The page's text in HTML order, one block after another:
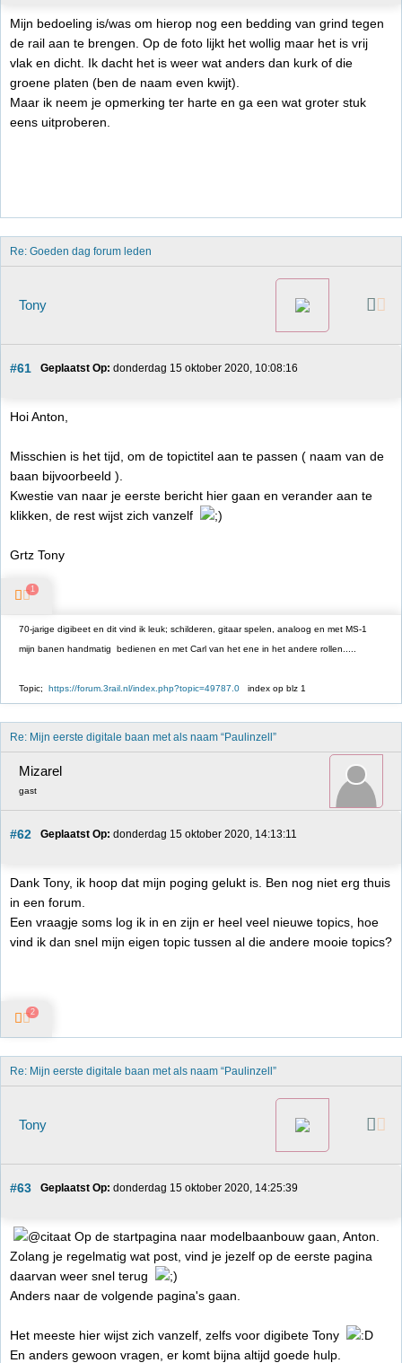
Mijn bedoeling is/was om hierop nog een bedding van grind tegen
de rail aan te brengen. Op de foto lijkt het wollig maar het is vrij
vlak en dicht. Ik dacht het is weer wat anders dan kurk of die
groene platen (ben de naam even kwijt).
Maar ik neem je opmerking ter harte en ga een wat groter stuk
eens uitproberen.
Re: Goeden dag forum leden
Tony
#61 Geplaatst Op: donderdag 15 oktober 2020, 10:08:16
Hoi Anton,
Misschien is het tijd, om de topictitel aan te passen ( naam van de
baan bijvoorbeeld ).
Kwestie van naar je eerste bericht hier gaan en verander aan te
klikken, de rest wijst zich vanzelf
Grtz Tony
1
70-jarige digibeet en dit vind ik leuk; schilderen, gitaar spelen, analoog en met MS-1
mijn banen handmatig bedienen en met Carl van het ene in het andere rollen.....
Topic; https://forum.3rail.nl/index.php?topic=49787.0 index op blz 1
Re: Mijn eerste digitale baan met als naam “Paulinzell”
Mizarel
gast
#62 Geplaatst Op: donderdag 15 oktober 2020, 14:13:11
Dank Tony, ik hoop dat mijn poging gelukt is. Ben nog niet erg thuis
in een forum.
Een vraagje soms log ik in en zijn er heel veel nieuwe topics, hoe
vind ik dan snel mijn eigen topic tussen al die andere mooie topics?
2
Re: Mijn eerste digitale baan met als naam “Paulinzell”
Tony
#63 Geplaatst Op: donderdag 15 oktober 2020, 14:25:39
Op de startpagina naar modelbaanbouw gaan, Anton.
Zolang je regelmatig wat post, vind je jezelf op de eerste pagina
daarvan weer snel terug
Anders naar de volgende pagina's gaan.
Het meeste hier wijst zich vanzelf, zelfs voor digibete Tony
En anders gewoon vragen, er komt bijna altijd goede hulp.